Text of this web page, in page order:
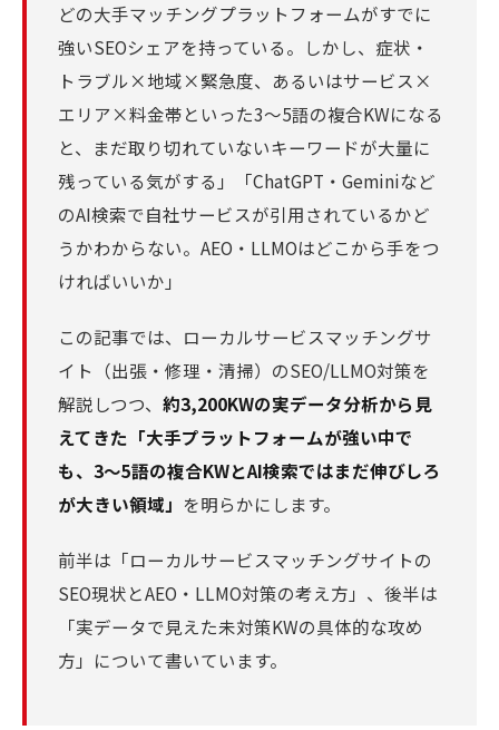
どの大手マッチングプラットフォームがすでに
強いSEOシェアを持っている。しかし、症状・
トラブル×地域×緊急度、あるいはサービス×
エリア×料金帯といった3〜5語の複合KWになる
と、まだ取り切れていないキーワードが大量に
残っている気がする」「ChatGPT・Geminiなど
のAI検索で自社サービスが引用されているかど
うかわからない。AEO・LLMOはどこから手をつ
ければいいか」
この記事では、ローカルサービスマッチングサ
イト（出張・修理・清掃）のSEO/LLMO対策を
解説しつつ、 約3,200KWの実データ分析から見
えてきた「大手プラットフォームが強い中で
も、3〜5語の複合KWとAI検索ではまだ伸びしろ
が大きい領域」 を明らかにします。
前半は「ローカルサービスマッチングサイトの
SEO現状とAEO・LLMO対策の考え方」、後半は
「実データで見えた未対策KWの具体的な攻め
方」について書いています。